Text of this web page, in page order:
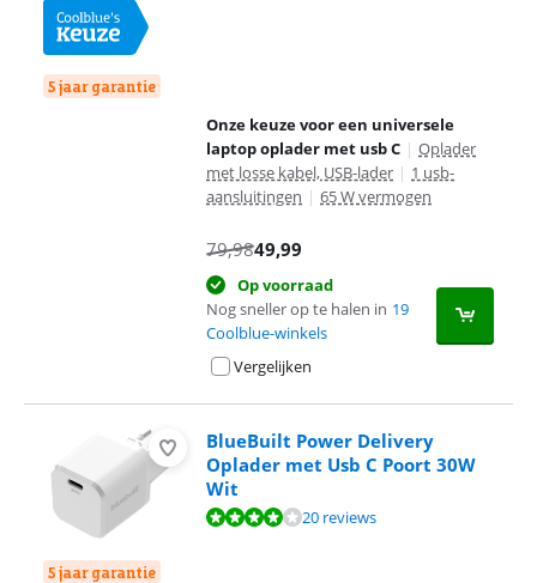
5 jaar garantie
Onze keuze voor een universele
laptop oplader met usb C | Oplader
met losse kabel, USB-lader | 1 usb-
aansluitingen | 65 W vermogen
79,9849,99
Op voorraad
Nog sneller op te halen in 19
Coolblue-winkels
Vergelijken
5 jaar garantie
BlueBuilt Power Delivery
Oplader met Usb C Poort 30W
Wit
Beoordeling is 8,2 van de 10, gebaseerd op 20 reviews.
20 reviews